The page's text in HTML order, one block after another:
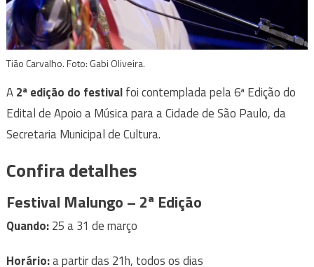
Tião Carvalho. Foto: Gabi Oliveira.
A2ª edição do festivalfoi contemplada pela 6ª Edição do
Edital de Apoio a Música para a Cidade de São Paulo, da
Secretaria Municipal de Cultura.
Confira detalhes
Festival Malungo – 2ª Edição
Quando:25 a 31 de março
Horário:a partir das 21h, todos os dias